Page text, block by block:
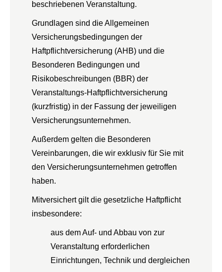
beschriebenen Veranstaltung.
Grundlagen sind die Allgemeinen
Versicherungsbedingungen der
Haftpflichtversicherung (AHB) und die
Besonderen Bedingungen und
Risikobeschreibungen (BBR) der
Veranstaltungs-Haftpflichtversicherung
(kurzfristig) in der Fassung der jeweiligen
Versicherungsunternehmen.
Außerdem gelten die Besonderen
Vereinbarungen, die wir exklusiv für Sie mit
den Versicherungsunternehmen getroffen
haben.
Mitversichert gilt die gesetzliche Haftpflicht
insbesondere:
aus dem Auf- und Abbau von zur
Veranstaltung erforderlichen
Einrichtungen, Technik und dergleichen